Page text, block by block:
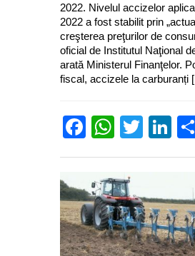
2022. Nivelul accizelor
2022 a fost stabilit prin
creşterea preţurilor de
oficial de Institutul Naţional
arată Ministerul Finanţelor.
fiscal, accizele la carburanți
Facebook